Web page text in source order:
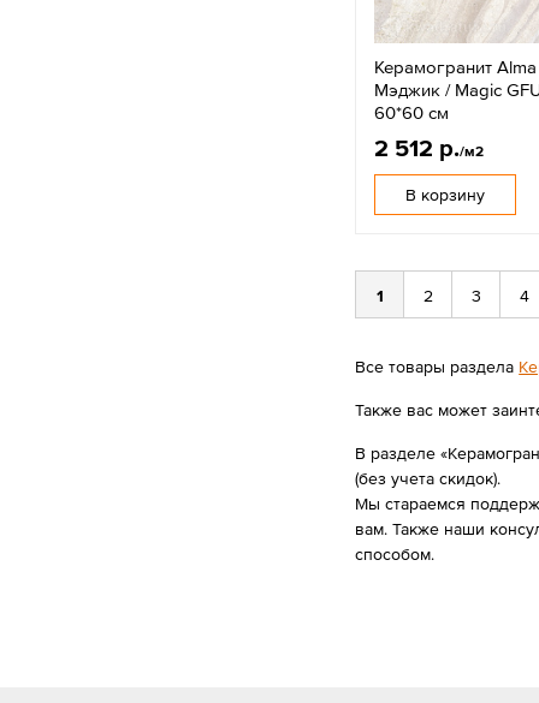
Керамогранит
Мэджик / Magic
60*60 см
2 512 р./м2
В корзину
1 2 3 4
Все товары раздела
Также вас может
В разделе
(без учета скидок).
Мы стараемся
вам. Также наши
способом.